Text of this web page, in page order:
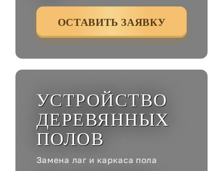
ОСТАВИТЬ ЗАЯВКУ
УСТРОЙСТВО
ДЕРЕВЯННЫХ
ПОЛОВ
Замена лаг и каркаса пола